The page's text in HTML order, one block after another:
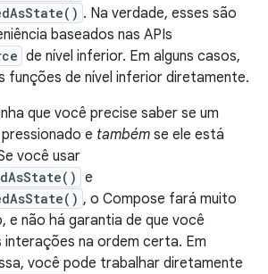
. Na verdade, esses são
baseados nas APIs
de nível inferior. Em alguns casos,
funções de nível inferior diretamente.
que você precise saber se um
e também se ele está
você usar
e
, o Compose fará muito
e não há garantia de que você
na ordem certa. Em
você pode trabalhar diretamente